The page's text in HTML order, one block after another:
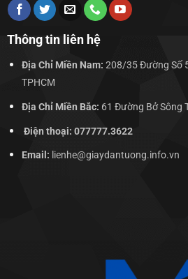
Thông tin liên hệ
Địa Chỉ Miền Nam: 208/35 Đường Số
TPHCM
Địa Chỉ Miền Bắc: 61 Đường Bở Sông
Điện thoại: 077777.3622
Email: lienhe@giaydantuong.info.vn